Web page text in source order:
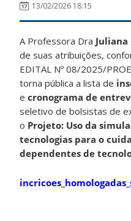
13/02/2026 18:15
A Professora Dra Juliana
de suas atribuições,
EDITAL Nº 08/2025/
torna pública a lista de
ecronograma de
seletivo de bolsistas de
o Projeto: Uso da
tecnologias para o
dependentes de